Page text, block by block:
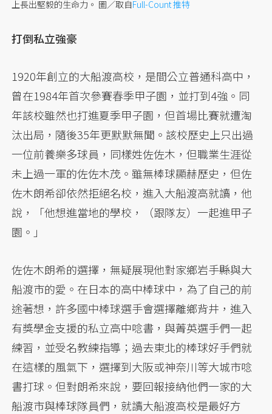
上長出堅毅的生命力。 圖／取自Full-Count 推特
打倒私立強豪
1920年創立的大船渡高校，是間公立普通科高中，
曾在1984年首次參賽春季甲子園，並打到4強。同
年該校雖然也打進夏季甲子園，但首場比賽就遭淘
汰出局，隨後35年更默默無聞。該校歷史上只出過
一位前養樂多球員，同樣姓佐佐木，但職業生涯從
未上過一軍的佐佐木茂。雖無棒球顯赫歷史，但佐
佐木朗希卻依然拒絕名校，進入大船渡高就讀，他
說，「他想進當地的學校，（跟隊友）一起進甲子
園。」
佐佐木朗希的選擇，無疑展現他對家鄉岩手縣與大
船渡市的愛。在日本的高中棒球中，為了自己的前
途著想，許多國中棒球選手會選擇離鄉背井，進入
有獎學金支援的私立高中唸書，與菁英選手們一起
練習，並受名教練指導；過去東北的棒球好手們就
在這樣的風氣下，選擇到大阪或神奈川等大城市唸
書打球。但對朗希來說，要回報接納他們一家的大
船渡市與棒球隊員們，就讀大船渡高校是最好方